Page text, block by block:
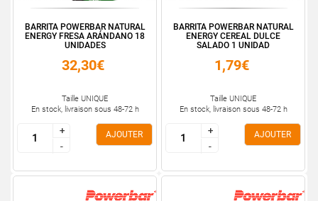
BARRITA POWERBAR NATURAL
ENERGY FRESA ARÁNDANO 18
UNIDADES
32,30€
Taille UNIQUE
En stock, livraison sous 48-72 h
+
-
+
-
AJOUTER
BARRITA POWERBAR NATURAL
ENERGY CEREAL DULCE
SALADO 1 UNIDAD
1,79€
Taille UNIQUE
En stock, livraison sous 48-72 h
+
-
+
-
AJOUTER